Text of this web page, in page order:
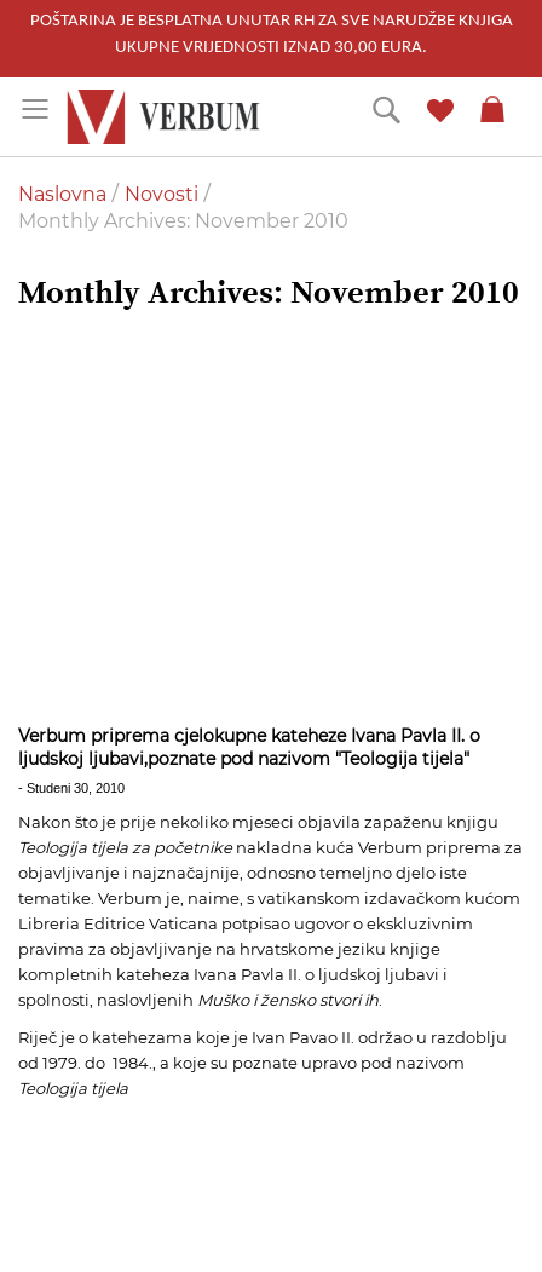
POŠTARINA JE BESPLATNA UNUTAR RH ZA SVE NARUDŽBE KNJIGA
UKUPNE VRIJEDNOSTI IZNAD 30,00 EURA.
to
Content
Traži
Naslovna
Novosti
Monthly Archives: November 2010
Monthly Archives: November 2010
Verbum priprema cjelokupne kateheze Ivana Pavla II. o
ljudskoj ljubavi,poznate pod nazivom "Teologija tijela"
- Studeni 30, 2010
Nakon što je prije nekoliko mjeseci objavila zapaženu knjigu
Teologija tijela za početnikenakladna kuća Verbum priprema za
objavljivanje i najznačajnije, odnosno temeljno djelo iste
tematike. Verbum je, naime, s vatikanskom izdavačkom kućom
Libreria Editrice Vaticana potpisao ugovor o ekskluzivnim
pravima za objavljivanje na hrvatskome jeziku knjige
kompletnih kateheza Ivana Pavla II. o ljudskoj ljubavi i
spolnosti, naslovljenih Muško i žensko stvori ih
Riječ je o katehezama koje je Ivan Pavao II. održao u razdoblju
od 1979. do 1984., a koje su poznate upravo pod nazivom
Teologija tijela